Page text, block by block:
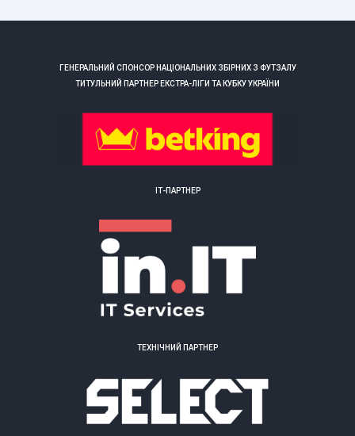
ГЕНЕРАЛЬНИЙ СПОНСОР НАЦІОНАЛЬНИХ ЗБІРНИХ З ФУТЗАЛУ
ТИТУЛЬНИЙ ПАРТНЕР ЕКСТРА-ЛІГИ ТА КУБКУ УКРАЇНИ
ІТ-ПАРТНЕР
ТЕХНІЧНИЙ ПАРТНЕР